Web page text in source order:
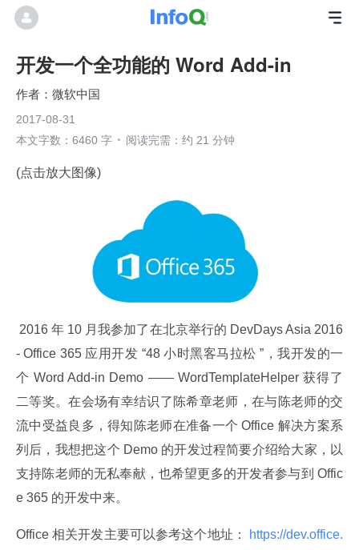
开发一个全功能的 Word Add-in
微软中国
2017-08-31
本文字数：6460 字
阅读完需：约 21 分钟
(点击放大图像)
- Office 365 应用开发 “48 小时黑客马拉松 ”，我开发的一
个 Word Add-in Demo —— WordTemplateHelper 获得了
二等奖。在会场有幸结识了陈希章老师，在与陈老师的交
流中受益良多，得知陈老师在准备一个 Office 解决方案系
列后，我想把这个 Demo 的开发过程简要介绍给大家，以
支持陈老师的无私奉献，也希望更多的开发者参与到 Offic
e 365 的开发中来。
Office 相关开发主要可以参考这个地址：
https://dev.office.